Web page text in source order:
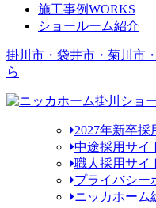
施工事例WORKS
ショールーム紹介
掛川市・袋井市・菊川市
ら
2027年新卒採
中途採用サイ
職人採用サイ
プライバシー
ニッカホーム